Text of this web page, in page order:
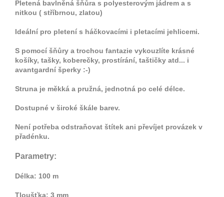
Pletená bavlněná šňůra s polyesterovým jádrem a s
nitkou ( stříbrnou, zlatou)
Ideální pro pletení s háčkovacími i pletacími jehlicemi.
S pomocí šňůry a trochou fantazie vykouzlíte krásné
košíky, tašky, koberečky, prostírání, taštičky atd... i
avantgardní šperky :-)
Struna je měkká a pružná, jednotná po celé délce.
Dostupné v široké škále barev.
Není potřeba odstraňovat štítek ani převíjet provázek v
přadénku.
Parametry:
Délka: 100 m
Tloušťka: 3 mm